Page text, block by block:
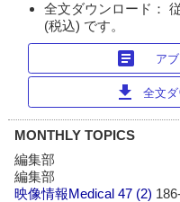
全文ダウンロード：
(税込) です。
article ア
download 全文
MONTHLY TOPICS
編集部
編集部
映像情報Medical 47 (2)